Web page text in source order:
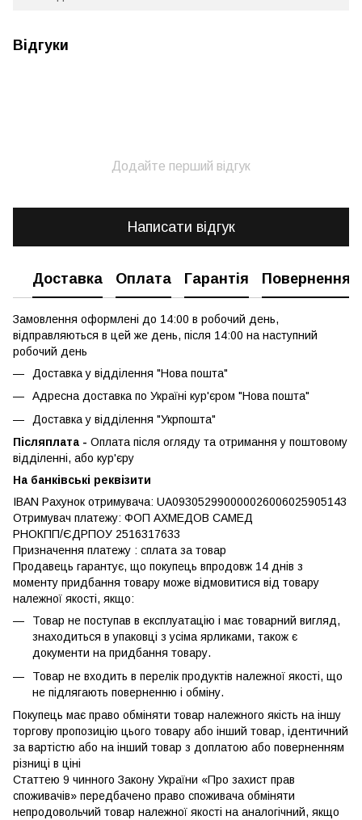
Відгуки
Додайте перший відгук
Написати відгук
Доставка Оплата Гарантія Повернення
Замовлення оформлені до 14:00 в робочий день,
відправляються в цей же день, після 14:00 на наступний
робочий день
Доставка у відділення "Нова пошта"
Адресна доставка по Україні кур'єром "Нова пошта"
Доставка у відділення "Укрпошта"
Післяплата - Оплата після огляду та отримання у поштовому
відділенні, або кур'єру
На банківські реквізити
IBAN Рахунок отримувача: UA093052990000026006025905143
Отримувач платежу: ФОП АХМЕДОВ САМЕД
РНОКПП/ЄДРПОУ 2516317633
Призначення платежу : сплата за товар
Продавець гарантує, що покупець впродовж 14 днів з
моменту придбання товару може відмовитися від товару
належної якості, якщо:
Товар не поступав в експлуатацію і має товарний вигляд,
знаходиться в упаковці з усіма ярликами, також є
документи на придбання товару.
Товар не входить в перелік продуктів належної якості, що
не підлягають поверненню і обміну.
Покупець має право обміняти товар належного якість на іншу
торгову пропозицію цього товару або інший товар, ідентичний
за вартістю або на інший товар з доплатою або поверненням
різниці в ціні
Статтею 9 чинного Закону України «Про захист прав
споживачів» передбачено право споживача обміняти
непродовольчий товар належної якості на аналогічний, якщо